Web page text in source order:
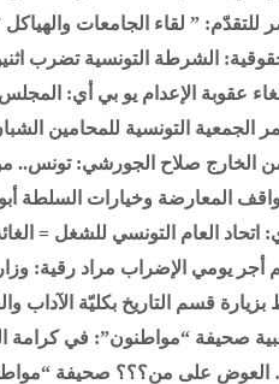
” لقاء الجامعات والهياكل
الشرطة التونسية تضرب
عقوبة الإعدام يو بي أي: المجلس
الجمعية التونسية للمحامين
الخارج صلاح الجورشي: تونس..
اتحاد العام التونسي للشغل =
أجر يومي الإضراب مراد رقية:
قسم التاريخ بكليّة الآداب
صحيفة “مواطنون”: في كرامة
العوض على من؟؟؟ صحيفة